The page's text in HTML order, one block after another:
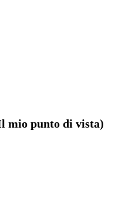
mio punto di vista)